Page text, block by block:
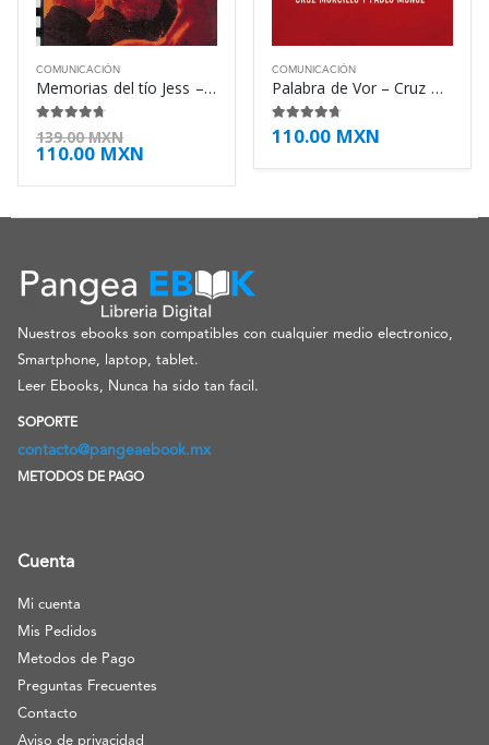
COMUNICACIÓN
Memorias del tío Jess – Jesús Franco
4.63 de 5
139.00MXN
110.00 MXN
COMUNICACIÓN
Palabra de Vor – Cruz Morcillo
4.63de 5
110.00 MXN
Nuestros ebooks son compatibles con cualquier medio electronico,
Smartphone, laptop, tablet.
Leer Ebooks, Nunca ha sido tan facil.
SOPORTE
contacto@pangeaebook.mx
METODOS DE PAGO
Cuenta
Mi cuenta
Mis Pedidos
Metodos de Pago
Preguntas Frecuentes
Contacto
Aviso de privacidad